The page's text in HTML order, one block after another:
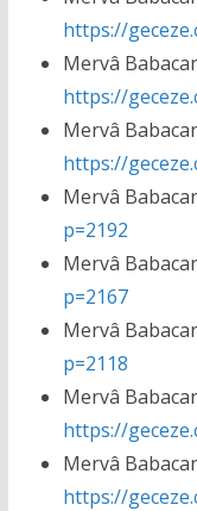
https://
Mervâ
https://
Mervâ
https://
Mervâ
p=2192
Mervâ
p=2167
Mervâ
p=2118
Mervâ
https://
Mervâ
https://